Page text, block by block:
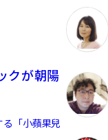
クが朝陽
「小蘋果兒